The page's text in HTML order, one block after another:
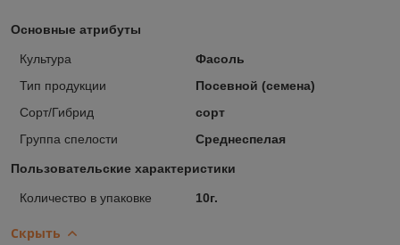
Основные атрибуты
Культура
Фасоль
Тип продукции
Посевной (семена)
Сорт/Гибрид
сорт
Группа спелости
Среднеспелая
Пользовательские характеристики
Количество в упаковке 10г.
Скрыть